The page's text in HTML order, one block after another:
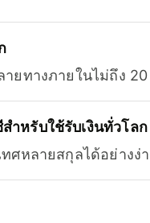
ายทางภายในไม่ถึง
ำหรับใช้รับเงินทั่วโลก
ทศหลายสกุลได้อย่างง่